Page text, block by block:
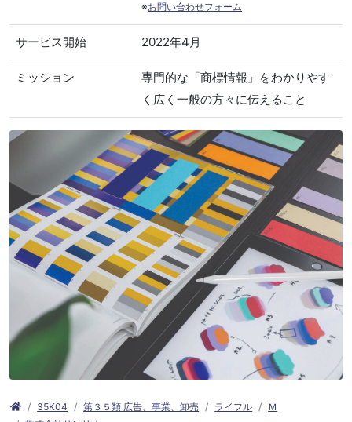
※お問い合わせフォーム
サービス開始 2022年4月
ミッション
専門的な「商標情報」をわかりやす
く広く一般の方々に伝えること
35K04 第３５類 広告、事業、卸売 ライフル
Ｍ